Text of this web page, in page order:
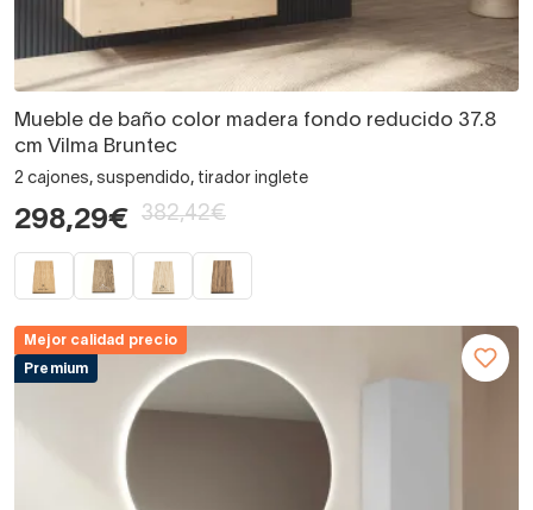
Mueble de baño color madera fondo reducido 37.8
cm Vilma Bruntec
2 cajones, suspendido, tirador inglete
298,29€ 382,42€
Mejor calidad precio
Premium